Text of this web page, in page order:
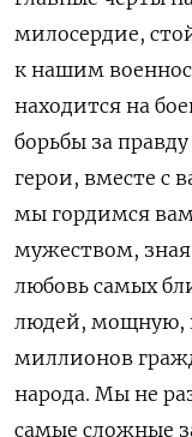
милосердие,
к нашим
находится на
борьбы за
герои, вместе с
мы гордимся
мужеством,
любовь самых
людей, мощную,
миллионов
народа. Мы не
самые сложные